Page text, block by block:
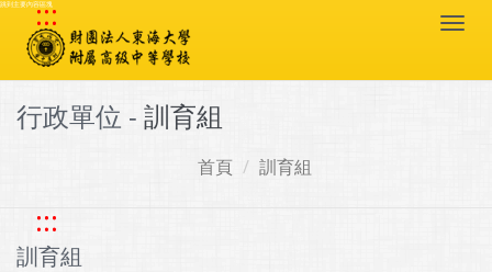
跳到主要內容區塊
:::
行政單位 - 訓育組
首頁 訓育組
:::
訓育組